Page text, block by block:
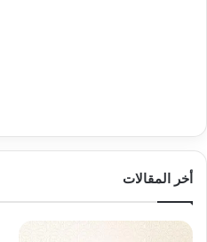
أخر المقالات